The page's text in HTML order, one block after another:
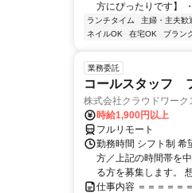
方にぴったりです】
ランチタイム 主婦・主夫歓
ネイルOK
在宅OK ブラン
業務委託
コールスタッフ
株式会社クラウドワーク
時給1,900円以上
フルリモート
勤務時間 シフト制 希
方／上記の時間帯を
る方を募集します。
仕事内容 ＝＝＝＝＝